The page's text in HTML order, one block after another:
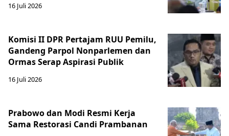
16 Juli 2026
Komisi II DPR Pertajam RUU Pemilu,
Gandeng Parpol Nonparlemen dan
Ormas Serap Aspirasi Publik
16 Juli 2026
Prabowo dan Modi Resmi Kerja
Sama Restorasi Candi Prambanan